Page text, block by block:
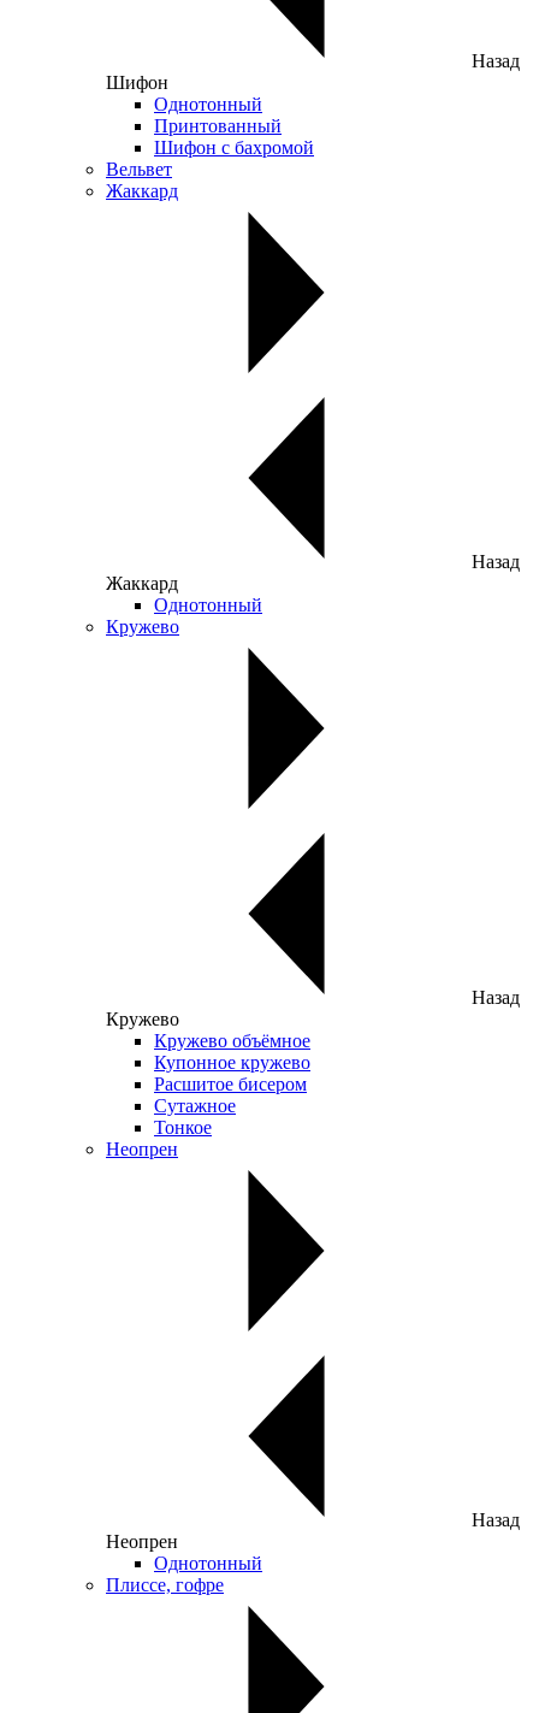
Назад
Шифон
Однотонный
Принтованный
Шифон с бахромой
Вельвет
Жаккард
Назад
Жаккард
Однотонный
Кружево
Назад
Кружево
Кружево объёмное
Купонное кружево
Расшитое бисером
Сутажное
Тонкое
Неопрен
Назад
Неопрен
Однотонный
Плиссе, гофре